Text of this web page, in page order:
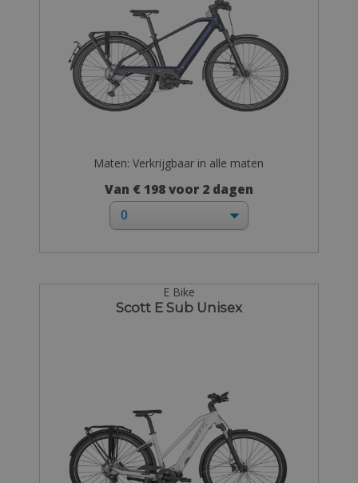
Maten: Verkrijgbaar in alle maten
Van € 198 voor 2 dagen
E Bike
Scott E Sub Unisex